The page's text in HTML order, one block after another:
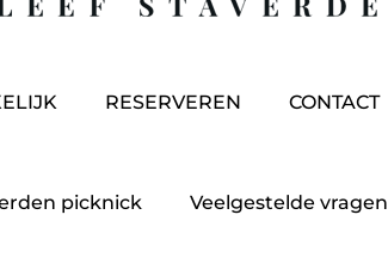
RESERVEREN CONTACT
picknick Veelgestelde vragen